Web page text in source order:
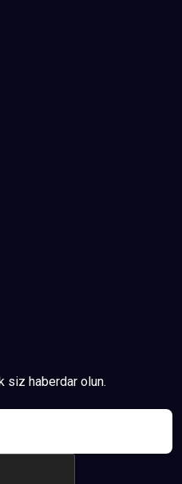
siz haberdar olun.